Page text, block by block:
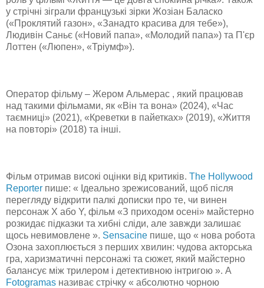
у стрічні зіграли французькі зірки Жозіан Баласко
(«Проклятий газон», «Занадто красива для тебе»),
Людивін Саньє («Новий папа», «Молодий папа») та П'єр
Лоттен («Люпен», «Тріумф»).
Оператор фільму – Жером Альмерас , який працював
над такими фільмами, як «Він та вона» (2024), «Час
таємниці» (2021), «Креветки в пайетках» (2019), «Життя
на повторі» (2018) та інші.
Фільм отримав високі оцінки від критиків. The Hollywood
Reporter пише: « Ідеально зрежисований, щоб після
перегляду відкрити палкі дописки про те, чи винен
персонаж X або Y, фільм «З приходом осені» майстерно
розкидає підказки та хибні сліди, але завжди залишає
щось невимовлене ». Sensacine пише, що « нова робота
Озона захоплюється з перших хвилин: чудова акторська
гра, харизматичні персонажі та сюжет, який майстерно
балансує між трилером і детективною інтригою ». А
Fotogramas називає стрічку « абсолютно чорною